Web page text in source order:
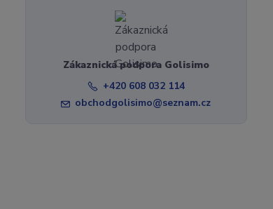
Zákaznická podpora Golisimo
+420 608 032 114
obchodgolisimo@seznam.cz